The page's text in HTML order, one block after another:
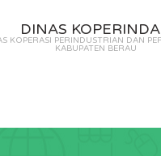
DINAS
KOPERASI PERINDUSTRIAN DAN
KABUPATEN BERAU